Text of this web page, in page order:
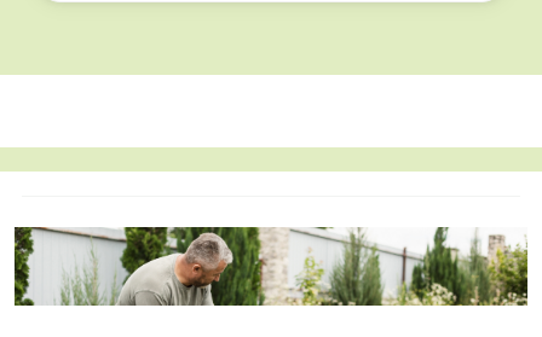
Convient pour une débroussailleuse de puissance
élevée (plus de 35 cc).
acceptés par votre tête de débroussaillage.